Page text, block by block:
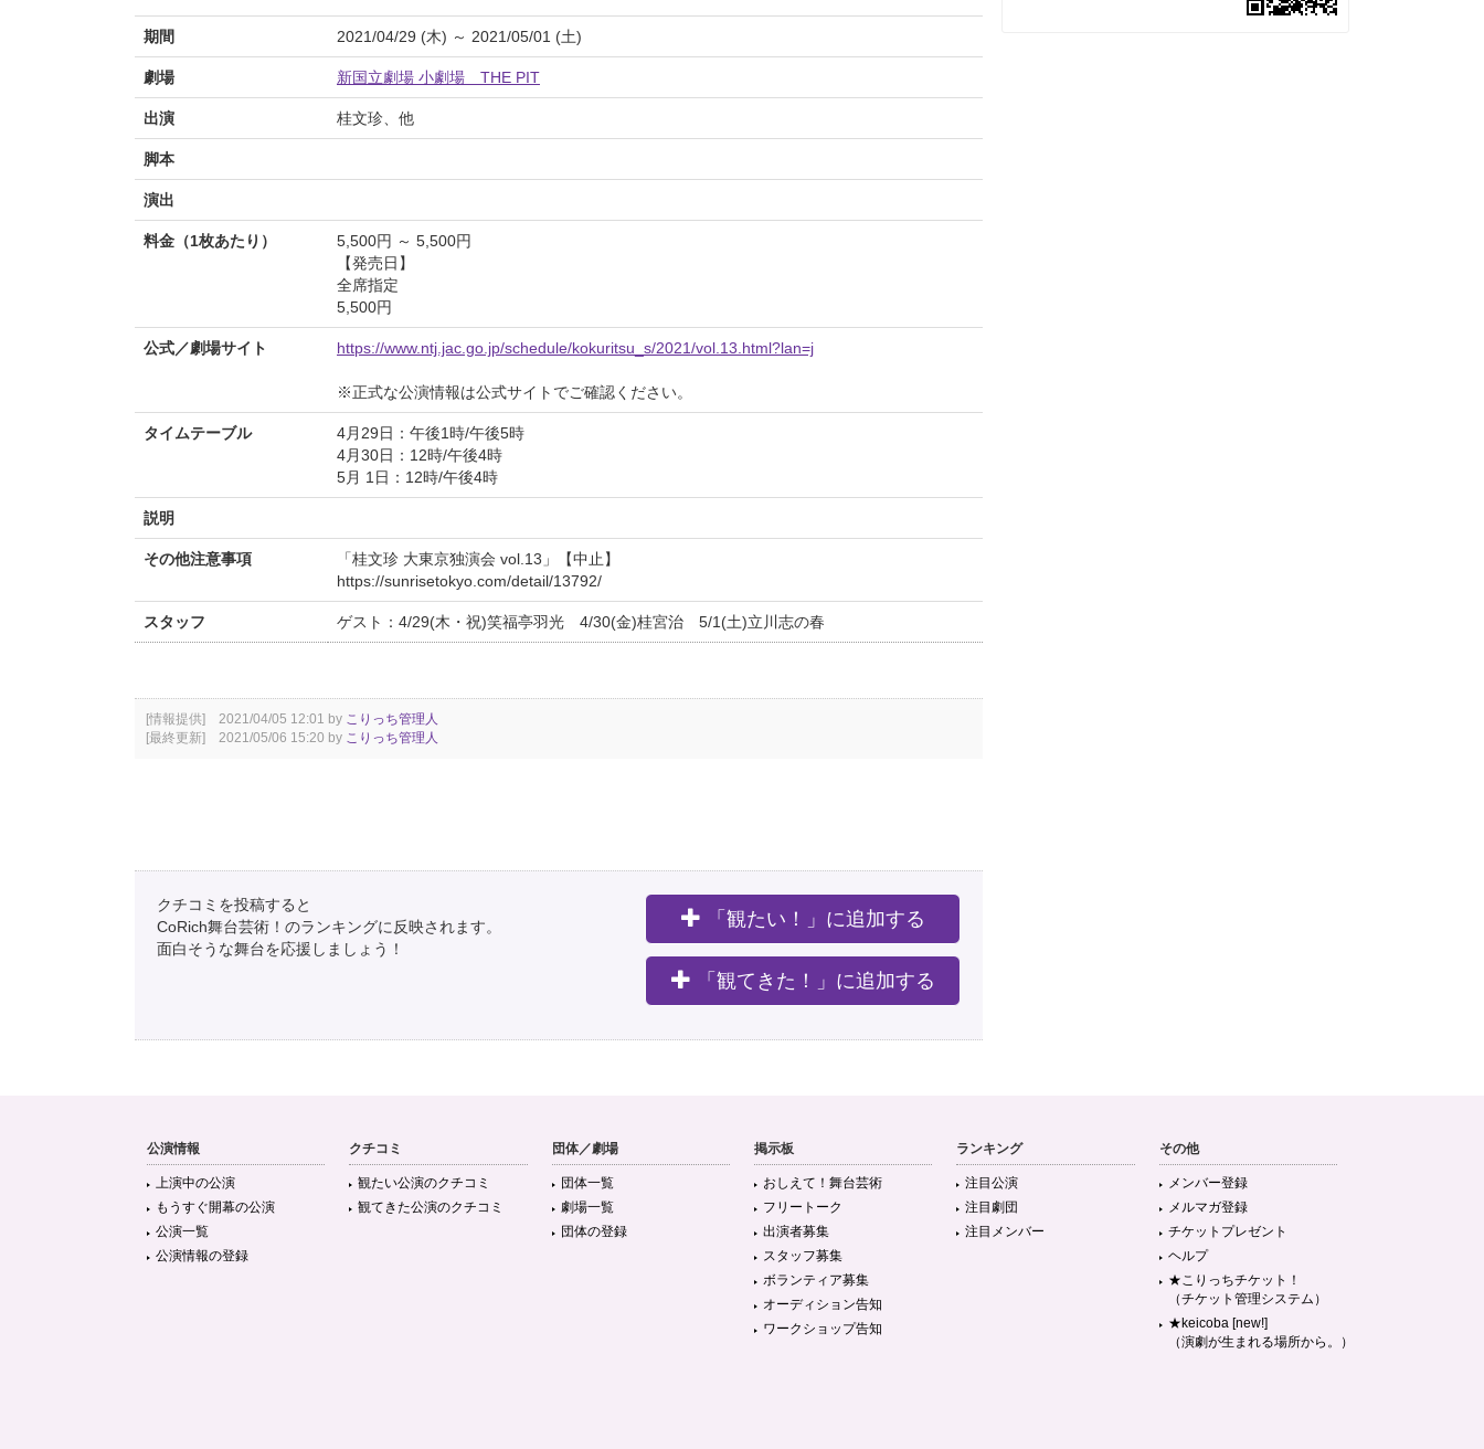
期間 2021/04/29 (木) ～ 2021/05/01 (土)
劇場 新国立劇場 小劇場 THE PIT
出演 桂文珍、他
脚本
演出
料金（1枚あたり）
5,500円 ～ 5,500円
【発売日】
全席指定
5,500円
公式／劇場サイト https://www.ntj.jac.go.jp/schedule/kokuritsu_s/2021/vol.13.html?lan=j
※正式な公演情報は公式サイトでご確認ください。
タイムテーブル
4月29日：午後1時/午後5時
4月30日：12時/午後4時
5月 1日：12時/午後4時
説明
その他注意事項
「桂文珍 大東京独演会 vol.13」【中止】
https://sunrisetokyo.com/detail/13792/
スタッフ ゲスト：4/29(木・祝)笑福亭羽光 4/30(金)桂宮治 5/1(土)立川志の春
[情報提供] 2021/04/05 12:01 by こりっち管理人
[最終更新] 2021/05/06 15:20 by こりっち管理人
クチコミを投稿すると
CoRich舞台芸術！のランキングに反映されます。
面白そうな舞台を応援しましょう！
「観たい！」に追加する
「観てきた！」に追加する
公演情報
上演中の公演
もうすぐ開幕の公演
公演一覧
公演情報の登録
クチコミ
観たい公演のクチコミ
観てきた公演のクチコミ
団体／劇場
団体一覧
劇場一覧
団体の登録
掲示板
おしえて！舞台芸術
フリートーク
出演者募集
スタッフ募集
ボランティア募集
オーディション告知
ワークショップ告知
ランキング
注目公演
注目劇団
注目メンバー
その他
メンバー登録
メルマガ登録
チケットプレゼント
ヘルプ
★こりっちチケット！
（チケット管理システム）
★keicoba [new!]
（演劇が生まれる場所から。）